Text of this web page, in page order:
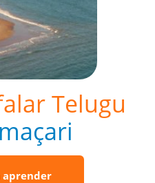
Telugu
aprender